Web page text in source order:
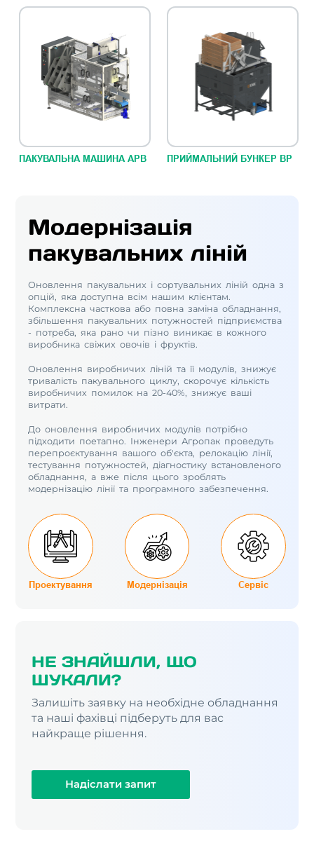
ПАКУВАЛЬНА МАШИНА АРВ ПРИЙМАЛЬНИЙ БУНКЕР ВР
Модернізація
пакувальних ліній
Оновлення пакувальних і сортувальних ліній одна з
опцій, яка доступна всім нашим клієнтам.
Комплексна часткова або повна заміна обладнання,
збільшення пакувальних потужностей підприємства
- потреба, яка рано чи пізно виникає в кожного
виробника свіжих овочів і фруктів.
Оновлення виробничих ліній та її модулів, знижує
тривалість пакувального циклу, скорочує кількість
виробничих помилок на 20-40%, знижує ваші
витрати.
До оновлення виробничих модулів потрібно
підходити поетапно. Інженери Агропак проведуть
перепроєктування вашого об'єкта, релокацію лінії,
тестування потужностей, діагностику встановленого
обладнання, а вже після цього зроблять
модернізацію лінії та програмного забезпечення.
Проектування Модернізація Сервіс
НЕ ЗНАЙШЛИ, ЩО
ШУКАЛИ?
Залишіть заявку на необхідне обладнання
та наші фахівці підберуть для вас
найкраще рішення.
Надіслати запит